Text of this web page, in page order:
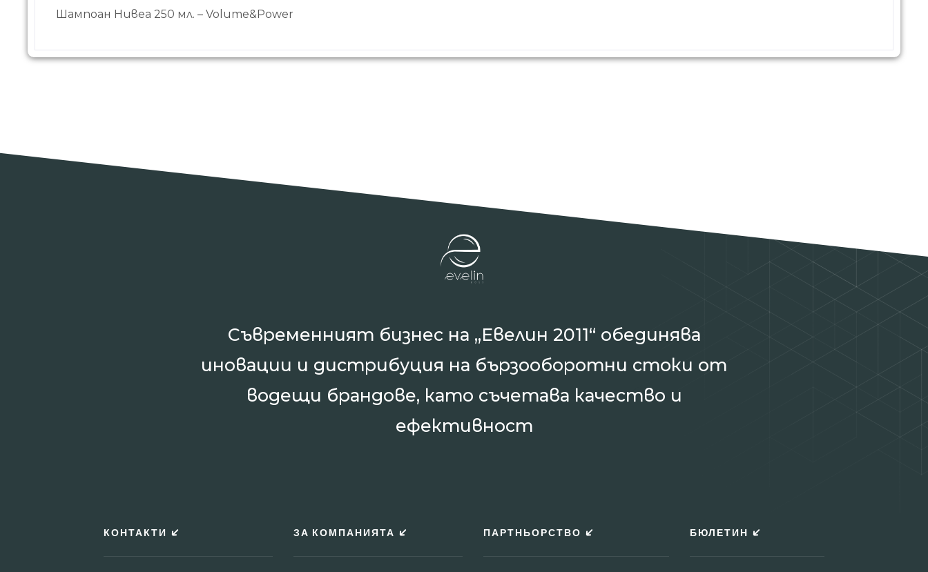
Шампоан Нивеа 250 мл. – Volume&Power
Съвременният бизнес на „Евелин 2011“ обединява
иновации и дистрибуция на бързооборотни стоки от
водещи брандове, като съчетава качество и
ефективност
КОНТАКТИ ЗА КОМПАНИЯТА ПАРТНЬОРСТВО БЮЛЕТИН